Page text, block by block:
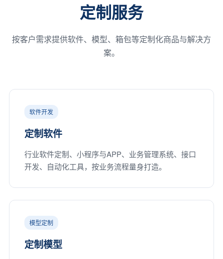
定制服务
按客户需求提供软件、模型、箱包等定制化商品与解决方
案。
软件开发
定制软件
行业软件定制、小程序与APP、业务管理系统、接口
开发、自动化工具，按业务流程量身打造。
模型定制
定制模型